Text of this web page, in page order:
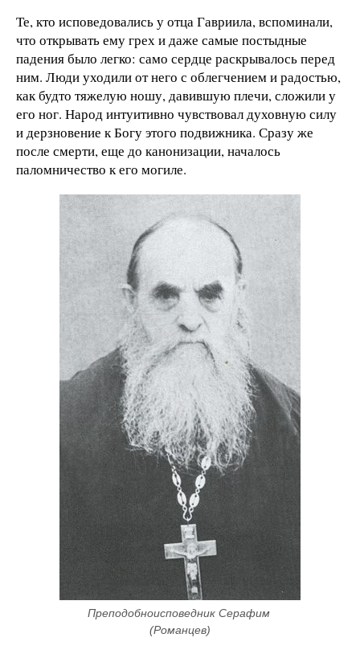
Те, кто исповедовались у отца Гавриила, вспоминали,
что открывать ему грех и даже самые постыдные
падения было легко: само сердце раскрывалось перед
ним. Люди уходили от него с облегчением и радостью,
как будто тяжелую ношу, давившую плечи, сложили у
его ног. Народ интуитивно чувствовал духовную силу
и дерзновение к Богу этого подвижника. Сразу же
после смерти, еще до канонизации, началось
паломничество к его могиле.
Преподобноисповедник Серафим
(Романцев)